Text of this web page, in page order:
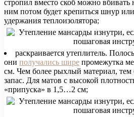
стропил вместо скоб можно вбивать
ним потом будет крепиться шнур
удержания теплоизолятора;
раскраивается утеплитель.
они получались шире промежутка
см. Чем более рыхлый материал,
запас. Для матов с высокой
«припуска» в 1,5…2 см;